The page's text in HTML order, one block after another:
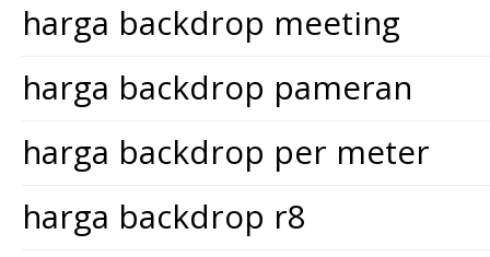
harga backdrop meeting
harga backdrop pameran
harga backdrop per meter
harga backdrop r8